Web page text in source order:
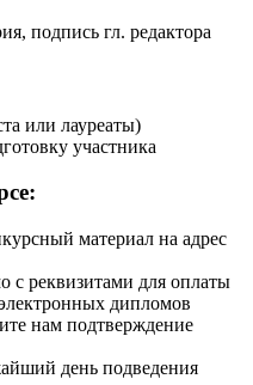
подпись гл. редактора
или лауреаты)
участника
материал на адрес
с реквизитами для оплаты
дипломов
нам подтверждение
день подведения